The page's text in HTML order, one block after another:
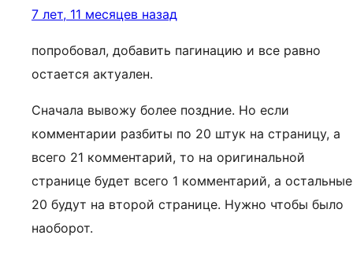
7 лет, 11 месяцев назад
попробовал, добавить пагинацию и все равно
остается актуален.
Сначала вывожу более поздние. Но если
комментарии разбиты по 20 штук на страницу, а
всего 21 комментарий, то на оригинальной
странице будет всего 1 комментарий, а остальные
20 будут на второй странице. Нужно чтобы было
наоборот.